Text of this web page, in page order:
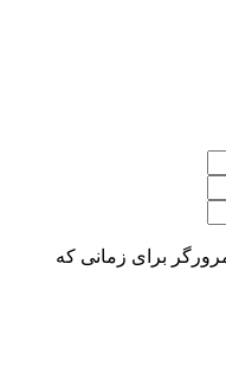
برای زمانی که